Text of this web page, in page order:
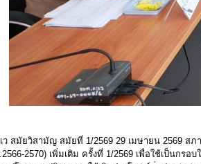
ว สมัยวิสามัญ สมัยที่ 1/2569 29 เมษายน 2569 ส
2570) เพิ่มเติม ครั้งที่ 1/2569 เพื่อใช้เป็นกร